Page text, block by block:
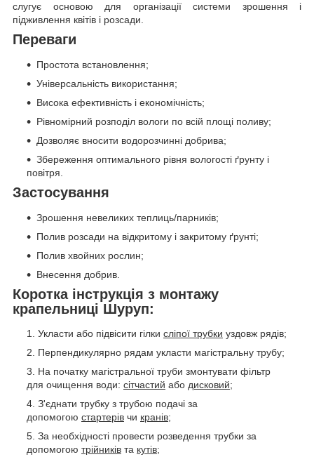
слугує основою для організації системи зрошення і
підживлення квітів і розсади.
Переваги
Простота встановлення;
Універсальність використання;
Висока ефективність і економічність;
Рівномірний розподіл вологи по всій площі поливу;
Дозволяє вносити водорозчинні добрива;
Збереження оптимального рівня вологості ґрунту і
повітря.
Застосування
Зрошення невеликих теплиць/парників;
Полив розсади на відкритому і закритому ґрунті;
Полив хвойних рослин;
Внесення добрив.
Коротка інструкція з монтажу
крапельниці Шуруп:
Укласти або підвісити гілки сліпої трубки уздовж рядів;
Перпендикулярно рядам укласти магістральну трубу;
На початку магістральної труби змонтувати фільтр
для очищення води: сітчастий або дисковий;
З'єднати трубку з трубою подачі за
допомогою стартерів чи кранів;
За необхідності провести розведення трубки за
допомогою трійників та кутів;